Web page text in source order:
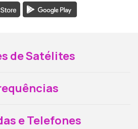
de Satélites
e Telefones